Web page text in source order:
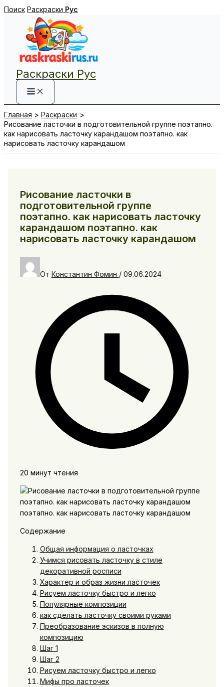
Перейти
содержимому
Поиск Раскраски Рус
Раскраски Рус
Главная
Раскраски
Рисование ласточки в подготовительной группе поэтапно.
как нарисовать ласточку карандашом поэтапно. как
нарисовать ласточку карандашом
Рисование ласточки в
подготовительной группе
поэтапно. как нарисовать ласточку
карандашом поэтапно. как
нарисовать ласточку карандашом
От Константин Фомин / 09.06.2024
20 минут чтения
Содержание
Общая информация о ласточках
Учимся рисовать ласточку в стиле
декоративной росписи
Характер и образ жизни ласточек
Рисуем ласточку быстро и легко
Популярные композиции
как сделать ласточку своими руками
Преобразование эскизов в полную
композицию
Шаг 1
Шаг 2
Рисуем ласточку быстро и легко
Мифы про ласточек